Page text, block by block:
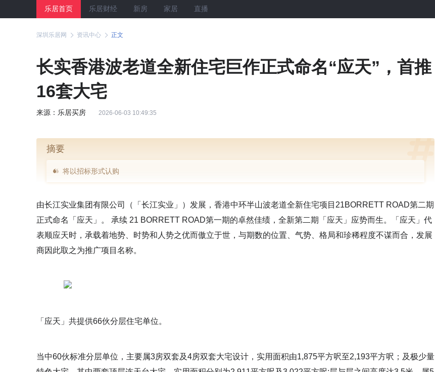
乐居首页 乐居财经 新房 家居 直播
深圳乐居网 资讯中心 正文
长实香港波老道全新住宅巨作正式命名“应天”，首推
16套大宅
来源：乐居买房 2026-06-03 10:49:35
摘要
将以招标形式认购
由长江实业集团有限公司（「长江实业」）发展，香港中环半山波老道全新住宅项目21BORRETT ROAD第二期
正式命名「应天」。 承续 21 BORRETT ROAD第一期的卓然佳绩，全新第二期「应天」应势而生。「应天」代
表顺应天时，承载着地势、时势和人势之优而傲立于世，与期数的位置、气势、格局和珍稀程度不谋而合，发展
商因此取之为推广项目名称。
「应天」共提供66伙分层住宅单位。
当中60伙标准分层单位，主要属3房双套及4房双套大宅设计，实用面积由1,875平方呎至2,193平方呎；及极少量